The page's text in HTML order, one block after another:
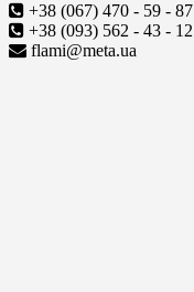
+38 (067) 470 - 59 - 87
+38 (093) 562 - 43 - 12
flami@meta.ua